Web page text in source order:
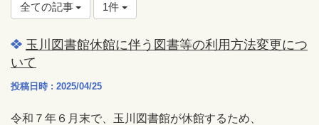
全ての記事 1件
玉川図書館休館に伴う図書等の利用方法変更につ
いて
投稿日時 : 2025/04/25
令和７年６月末で、玉川図書館が休館するため、